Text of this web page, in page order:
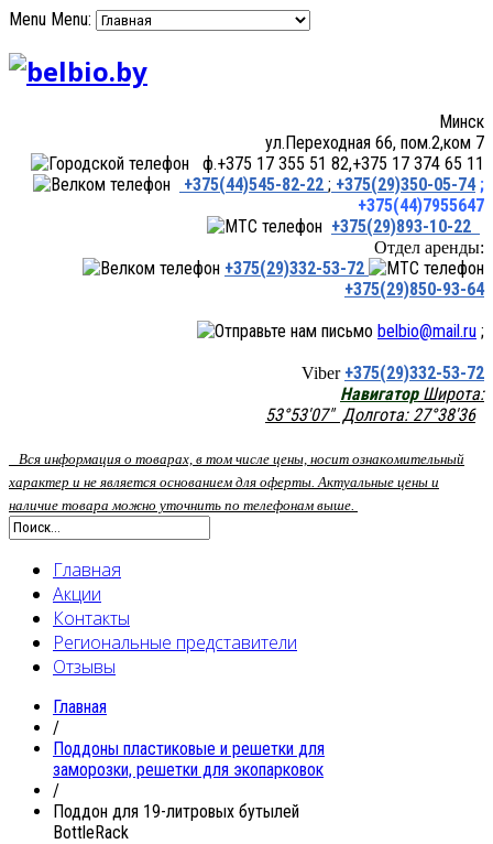
Menu Menu:
Минск
ул.Переходная 66, пом.2,ком 7
ф.+375 17 355 51 82,+375 17 374 65 11
+375(44)545-82-22 ; +375(29)350-05-74 ;
+375(44)7955647
+375(29)893-10-22
Отдел аренды:
+375(29)332-53-72
+375(29)850-93-64
belbio@mail.ru ;
Viber +375(29)332-53-72
НавигаторШирота:
53°53'07" Долгота: 27°38'36
Вся информация о товарах, в том числе цены, носит ознакомительный
характер и не является основанием для оферты. Актуальные цены и
наличие товара можно уточнить по телефонам выше.
Главная
Акции
Контакты
Региональные представители
Отзывы
Главная
/
Поддоны пластиковые и решетки для
заморозки, решетки для экопарковок
/
Поддон для 19-литровых бутылей
BottleRack